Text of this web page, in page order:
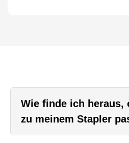
Wie finde ich heraus,
zu meinem Stapler